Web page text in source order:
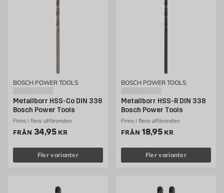
BOSCH POWER TOOLS
Metallborr HSS-Co DIN 338
Bosch Power Tools
Finns i flera utföranden
FRÅN Pris 34.95 kr
34,95 KR
Fler varianter
BOSCH POWER TOOLS
Metallborr HSS-R DIN 338
Bosch Power Tools
Finns i flera utföranden
FRÅN Pris 18.95 kr
18,95 KR
Fler varianter